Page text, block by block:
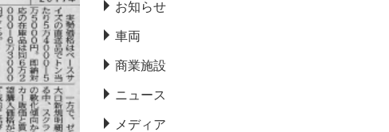
お知らせ
車両
商業施設
ニュース
メディア